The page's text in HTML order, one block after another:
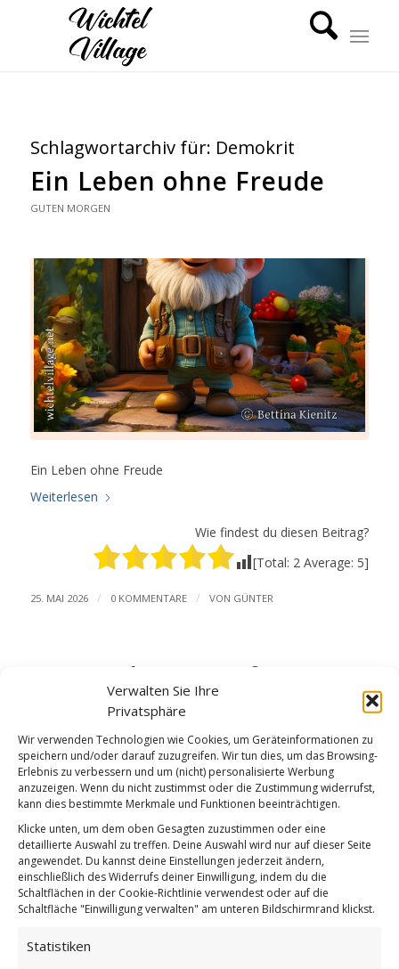
Verwalten Sie Ihre
Privatsphäre
Wir verwenden Technologien wie Cookies, um Geräteinformationen zu
speichern und/oder darauf zuzugreifen. Wir tun dies, um das Browsing-
Erlebnis zu verbessern und um (nicht) personalisierte Werbung
anzuzeigen. Wenn du nicht zustimmst oder die Zustimmung widerrufst,
kann dies bestimmte Merkmale und Funktionen beeinträchtigen.
Klicke unten, um dem oben Gesagten zuzustimmen oder eine
detaillierte Auswahl zu treffen. Deine Auswahl wird nur auf dieser Seite
angewendet. Du kannst deine Einstellungen jederzeit ändern,
einschließlich des Widerrufs deiner Einwilligung, indem du die
Schaltflächen in der Cookie-Richtlinie verwendest oder auf die
Schaltfläche "Einwilligung verwalten" am unteren Bildschirmrand klickst.
Statistiken
Schlagwortarchiv für: Demokrit
Ein Leben ohne Freude
GUTEN MORGEN
Ein Leben ohne Freude
Weiterlesen
Wie findest du diesen Beitrag?
[Total: 2 Average: 5]
25. MAI 2026 / 0 KOMMENTARE / VON GÜNTER
Mut steht am Anfang